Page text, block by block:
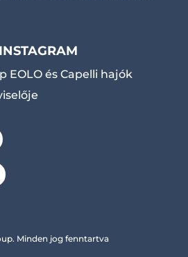
EOLO és Capelli hajók
Minden jog fenntartva